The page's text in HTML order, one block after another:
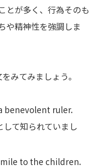
とが多く、行為そのも
や精神性を強調しま
みてみましょう。
benevolent ruler.
て知られていまし
to the children.